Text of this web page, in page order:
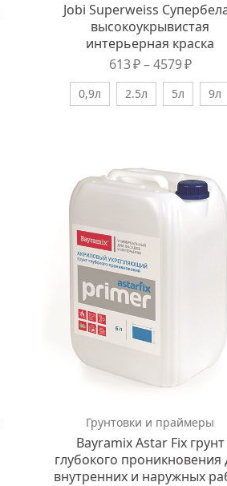
Jobi Superweiss
высокоукрывистая
интерьерная краска
613₽ – 4579₽
0,9л 2.5л 5л 9л
Грунтовки и праймеры
Bayramix Astar Fix грунт
глубокого проникновения
внутренних и наружных